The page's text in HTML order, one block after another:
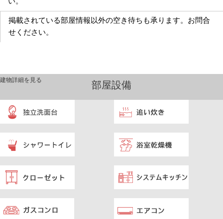
掲載されている部屋情報以外の空き待ちも承ります。お問合
せください。
部屋設備
建物詳細を見る